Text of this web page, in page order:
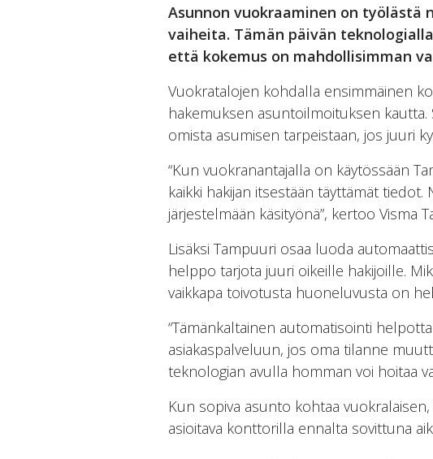
Asunnon vuokraaminen on
vaiheita. Tämän päivän
että kokemus on mahdollisimman
Vuokratalojen kohdalla ensimmäinen
hakemuksen asuntoilmoituksen
omista asumisen tarpeistaan, jos juuri
“Kun vuokranantajalla on käytössään
kaikki hakijan itsestään täyttämät
järjestelmään käsityönä”, kertoo Visma
Lisäksi Tampuuri osaa luoda
helppo tarjota juuri oikeille hakijoille.
vaikkapa toivotusta huoneluvusta on
“Tämänkaltainen automatisointi
asiakaspalveluun, jos oma tilanne
teknologian avulla homman voi hoitaa
Kun sopiva asunto kohtaa vuokralaisen,
asioitava konttorilla ennalta sovittuna